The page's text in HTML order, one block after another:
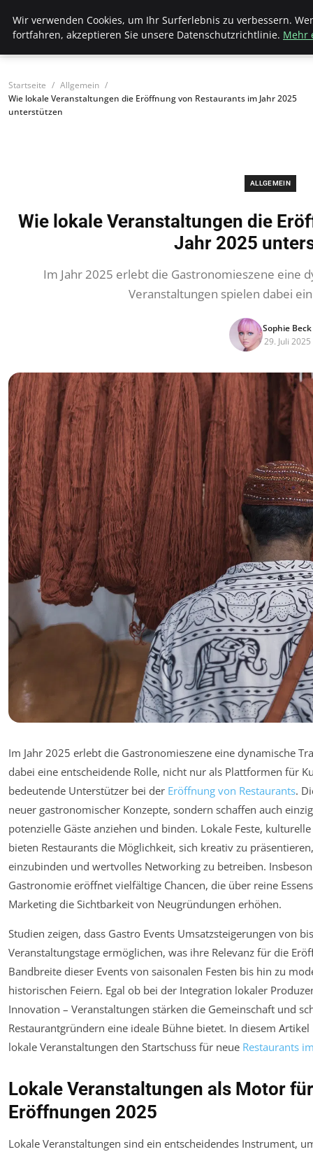
Bistro Grammophon
Startseite
Allgemein
Wie lokale Veranstaltungen die Eröffnung von Restaurants im Jahr 2025
unterstützen
ALLGEMEIN
Wie lokale Veranstaltungen die
Jahr 2025
Im Jahr 2025 erlebt die Gastronomieszene eine
Veranstaltungen spielen dabei
Sophie Beck
29. Juli 2025
Im Jahr 2025 erlebt die Gastronomieszene eine dynamische
dabei eine entscheidende Rolle, nicht nur als Plattformen für
bedeutende Unterstützer bei der Eröffnung von Restaurants.
neuer gastronomischer Konzepte, sondern schaffen auch
potenzielle Gäste anziehen und binden. Lokale Feste,
bieten Restaurants die Möglichkeit, sich kreativ zu
einzubinden und wertvolles Networking zu betreiben.
Gastronomie eröffnet vielfältige Chancen, die über reine
Marketing die Sichtbarkeit von Neugründungen erhöhen.
Studien zeigen, dass Gastro Events Umsatzsteigerungen von
Veranstaltungstage ermöglichen, was ihre Relevanz für die
Bandbreite dieser Events von saisonalen Festen bis hin zu
historischen Feiern. Egal ob bei der Integration lokaler
Innovation – Veranstaltungen stärken die Gemeinschaft und
Restaurantgründern eine ideale Bühne bietet. In diesem
lokale Veranstaltungen den Startschuss für neue Restaurants
Lokale Veranstaltungen als Motor
Eröffnungen 2025
Lokale Veranstaltungen sind ein entscheidendes Instrument,
Wir verwenden Cookies, um Ihr Surferlebnis zu verbessern.
fortfahren, akzeptieren Sie unsere Datenschutzrichtlinie. Mehr